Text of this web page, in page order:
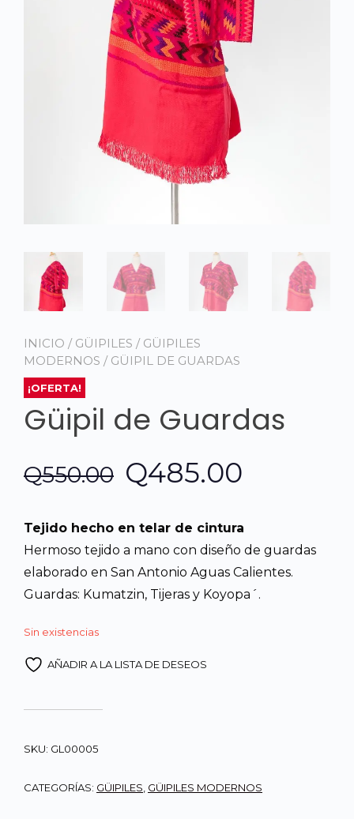
INICIO / GÜIPILES / GÜIPILES
MODERNOS / GÜIPIL DE GUARDAS
¡OFERTA!
Güipil de Guardas
Q550.00 El
precio
original
era:
Q485.00
actual
es:
Tejido hecho en telar de cintura
Hermoso tejido a mano con diseño de guardas
elaborado en San Antonio Aguas Calientes.
Guardas: Kumatzin, Tijeras y Koyopa´.
Sin existencias
AÑADIR A LA LISTA DE DESEOS
SKU: GL00005
CATEGORÍAS: GÜIPILES, GÜIPILES MODERNOS